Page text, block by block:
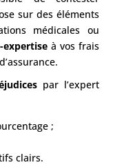
sur des éléments
médicales ou
expertise à vos frais
par l’expert
;
clairs.